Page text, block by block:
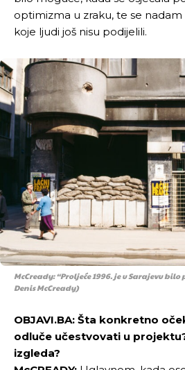
optimizma u zraku, te se
koje ljudi još nisu podijelili.
McCready: “Proljeće 1996. je u Sarajevu
Denis McCready)
OBJAVI.BA: Šta konkretno
odluče učestvovati u
izgleda?